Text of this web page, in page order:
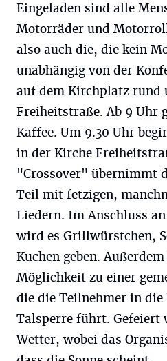
Eingeladen sind alle
Motorräder und
also auch die, die kein
unabhängig von der
auf dem Kirchplatz rund
Freiheitstraße. Ab 9 Uhr
Kaffee. Um 9.30 Uhr
in der Kirche
"Crossover" übernimmt
Teil mit fetzigen,
Liedern. Im Anschluss
wird es Grillwürstchen,
Kuchen geben.
Möglichkeit zu einer
die die Teilnehmer in die
Talsperre führt. Gefeiert
Wetter, wobei das